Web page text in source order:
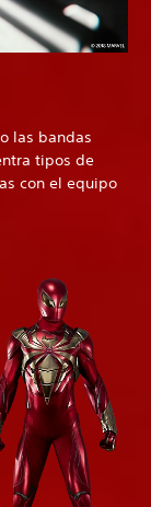
las bandas
tipos de
con el equipo